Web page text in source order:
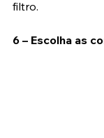
tempo de